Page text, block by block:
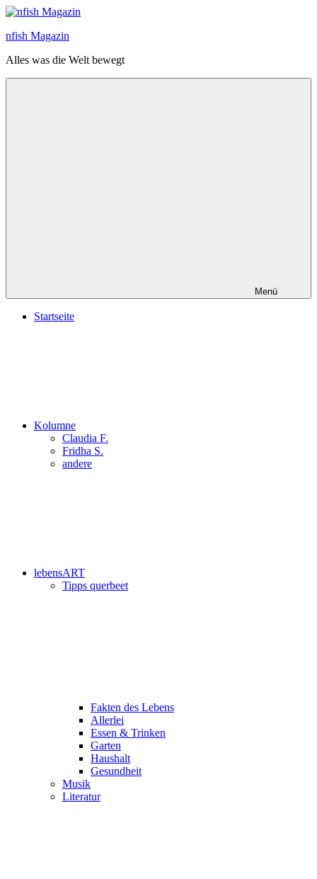
Zum
springen
nfish Magazin
Alles was die Welt bewegt
Menü
Startseite
Kolumne
Claudia F.
Fridha S.
andere
lebensART
Tipps querbeet
Fakten des Lebens
Allerlei
Essen & Trinken
Garten
Haushalt
Gesundheit
Musik
Literatur